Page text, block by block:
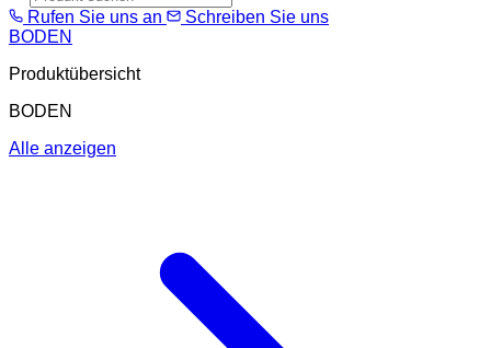
Rufen Sie uns an
Schreiben Sie uns
BODEN
Produktübersicht
BODEN
Alle anzeigen